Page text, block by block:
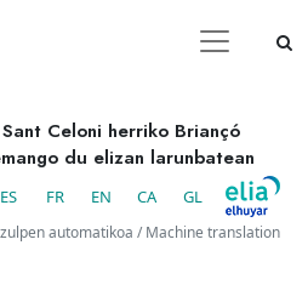
Sant Celoni herriko Briançó
du elizan larunbatean
ES FR EN CA GL
automatikoa / Machine translation